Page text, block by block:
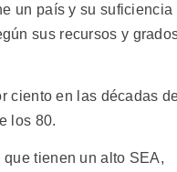
un país y su suficiencia
sus recursos y
ciento en las décadas
los 80.
tienen un alto SEA,